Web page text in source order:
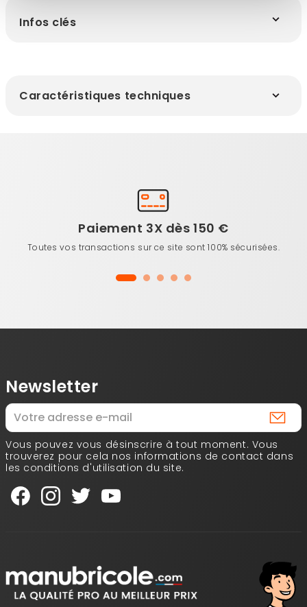
Infos clés
Caractéristiques techniques
Paiement 3X dès 150 €
Toutes vos transactions sur ce site sont 100% sécurisées.
Newsletter
Vous pouvez vous désinscrire à tout moment. Vous
trouverez pour cela nos informations de contact dans
les conditions d'utilisation du site.